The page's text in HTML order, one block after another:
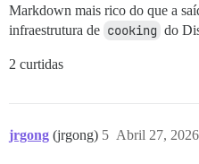
Markdown mais rico do que a
infraestrutura de cooking do
2 curtidas
jrgong (jrgong) Abril 27,
5